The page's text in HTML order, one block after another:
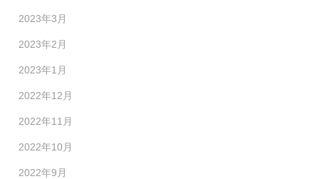
2023年3月
2023年2月
2023年1月
2022年12月
2022年11月
2022年10月
2022年9月